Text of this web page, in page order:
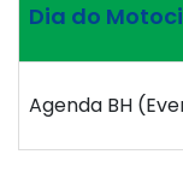
Dia do
Agenda BH